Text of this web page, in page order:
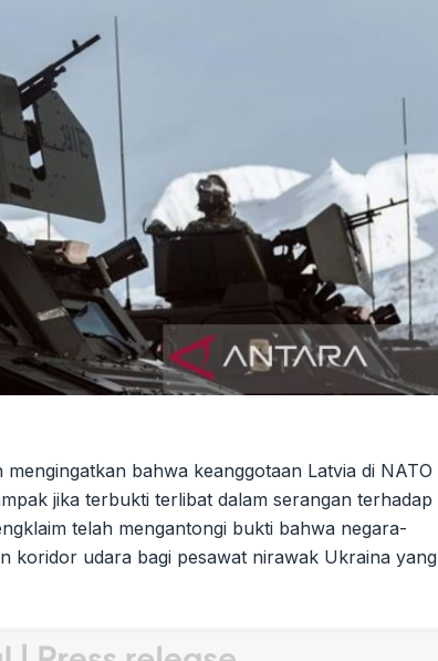
bahwa keanggotaan Latvia di NATO
jika terbukti terlibat dalam serangan terhadap
telah mengantongi bukti bahwa negara-
koridor udara bagi pesawat nirawak Ukraina yang